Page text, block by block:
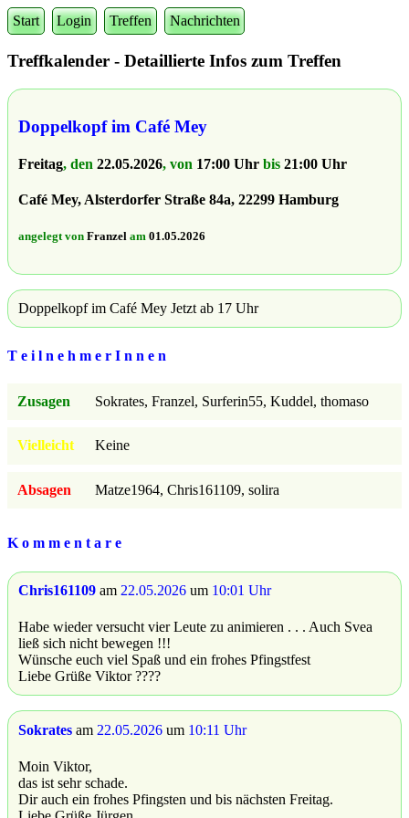
Start Login Treffen Nachrichten
Treffkalender - Detaillierte Infos zum Treffen
Doppelkopf im Café Mey
Freitag, den22.05.2026, von 17:00 Uhr bis21:00 Uhr
Café Mey, Alsterdorfer Straße 84a, 22299 Hamburg
angelegt vonFranzel am01.05.2026
Doppelkopf im Café Mey Jetzt ab 17 Uhr
T e i l n e h m e r I n n e n
Zusagen Sokrates, Franzel, Surferin55, Kuddel, thomaso
Vielleicht Keine
Absagen Matze1964, Chris161109, solira
K o m m e n t a r e
Chris161109 am 22.05.2026um 10:01 Uhr
Habe wieder versucht vier Leute zu animieren . . . Auch Svea
ließ sich nicht bewegen !!!
Wünsche euch viel Spaß und ein frohes Pfingstfest
Liebe Grüße Viktor ????
Sokrates am 22.05.2026um 10:11 Uhr
Moin Viktor,
das ist sehr schade.
Dir auch ein frohes Pfingsten und bis nächsten Freitag.